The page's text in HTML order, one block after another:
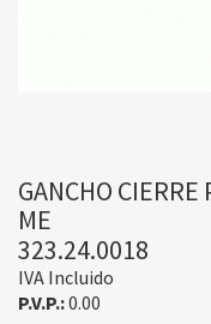
GANCHO CIERRE
ME
323.24.0018
IVA Incluido
P.V.P.:0.00